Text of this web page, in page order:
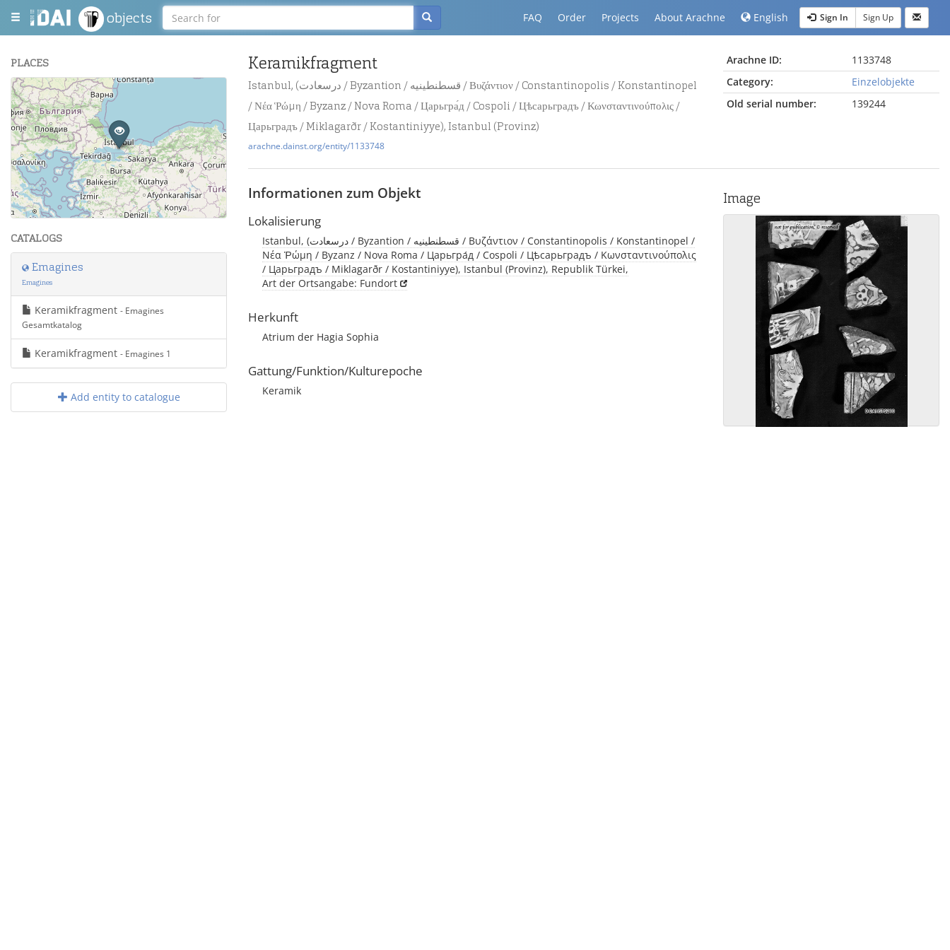
objects FAQ Order Projects About Arachne English Sign In Sign Up
PLACES
+
−
Leaflet| Maps and Data ©OpenStreetMap.
CATALOGS
Emagines
Emagines
Keramikfragment - Emagines
Gesamtkatalog
Keramikfragment - Emagines 1
Add entity to catalogue
Keramikfragment
Istanbul, (درسعادت / Byzantion / قسطنطينيه / Βυζάντιον / Constantinopolis / Konstantinopel
/ Νέα Ῥώμη / Byzanz / Nova Roma / Царьгра́д / Cospoli / Цѣсарьградъ / Κωνσταντινούπολις /
Царьградъ / Miklagarðr / Kostantiniyye), Istanbul (Provinz)
arachne.dainst.org/entity/1133748
Arachne ID:
1133748
Category:
Einzelobjekte
Old serial number:
139244
Informationen zum Objekt
Lokalisierung
Istanbul, (درسعادت / Byzantion / قسطنطينيه / Βυζάντιον / Constantinopolis / Konstantinopel /
Νέα Ῥώμη / Byzanz / Nova Roma / Царьгра́д / Cospoli / Цѣсарьградъ / Κωνσταντινούπολις
/ Царьградъ / Miklagarðr / Kostantiniyye), Istanbul (Provinz), Republik Türkei,
Art der Ortsangabe: Fundort
Herkunft
Atrium der Hagia Sophia
Gattung/Funktion/Kulturepoche
Keramik
Image